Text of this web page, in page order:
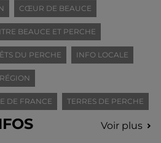
CŒUR DE BEAUCE
BEAUCE ET PERCHE
DU PERCHE INFO LOCALE
DE FRANCE TERRES DE PERCHE
Voir plus